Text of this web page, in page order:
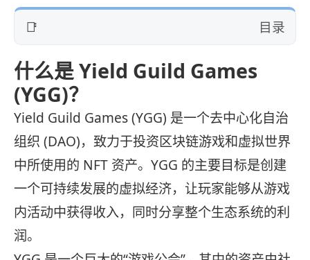
目录
什么是 Yield Guild Games
(YGG)？
Yield Guild Games (YGG) 是一个去中心化自治
组织 (DAO)，致力于投资区块链游戏和虚拟世界
中所使用的 NFT 资产。YGG 的主要目标是创建
一个可持续发展的虚拟经济，让玩家能够从游戏
内活动中获得收入，同时分享整个生态系统的利
润。